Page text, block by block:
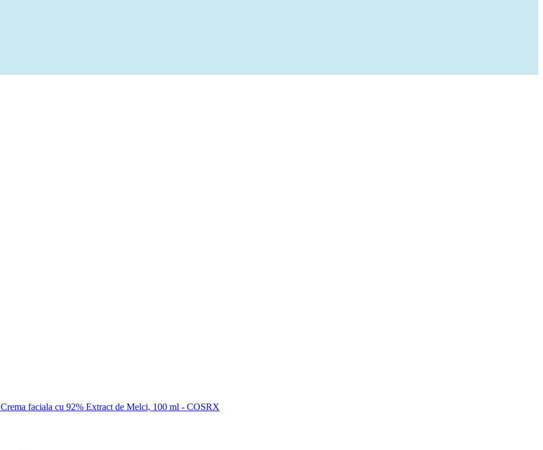
Crema faciala cu 92% Extract de Melci, 100 ml - COSRX